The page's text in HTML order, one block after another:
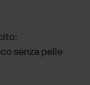
senza pelle